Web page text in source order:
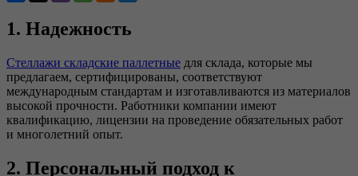
1. Надежность
Стеллажи складские паллетные для склада, которые мы
предлагаем, сертифицированы, соответствуют
международным стандартам и изготавливаются из материалов
высокой прочности. Работники компании имеют
квалификацию, лицензии на проведение обязательных работ
и многолетний опыт.
2. Персональный подход к